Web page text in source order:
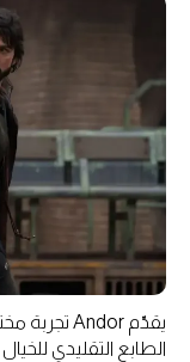
الطابع التقليدي